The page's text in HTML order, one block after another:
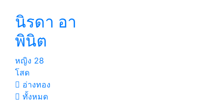
นิรดา อา
พินิต
หญิง 28
โสด
อ่างทอง
ทั้งหมด